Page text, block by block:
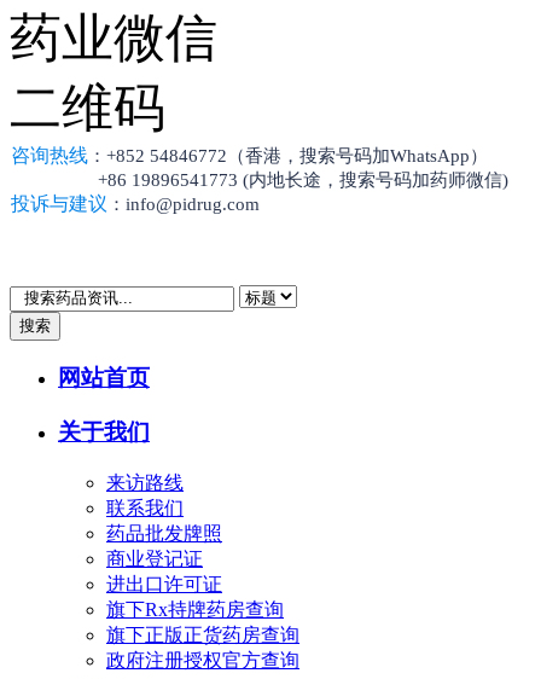
咨询热线 ：+852 54846772（香港，搜索号码加WhatsApp）
+86 19896541773 (内地长途，搜索号码加药师微信)
投诉与建议 ：info@pidrug.com
搜索
网站首页
关于我们
来访路线
联系我们
药品批发牌照
商业登记证
进出口许可证
旗下Rx持牌药房查询
旗下正版正货药房查询
政府注册授权官方查询